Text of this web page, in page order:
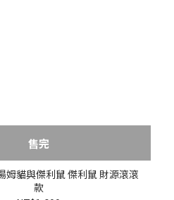
售完
姆貓與傑利鼠 傑利鼠 財源滾滾
款